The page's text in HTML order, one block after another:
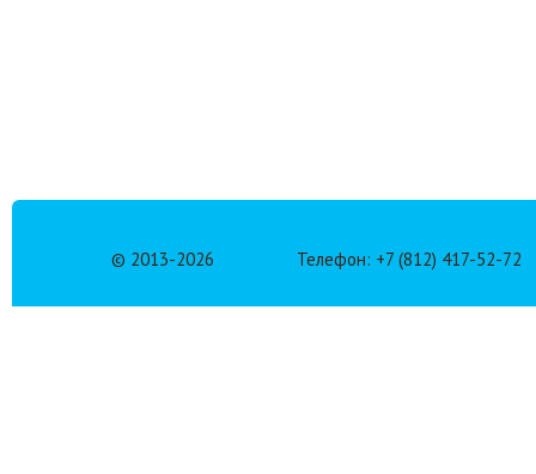
© 2013-2026 Телефон: +7 (812) 417-52-72